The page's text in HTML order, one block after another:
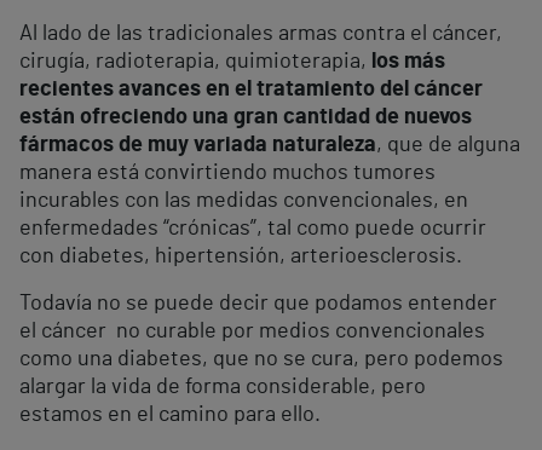
Al lado de las tradicionales armas contra el cáncer,
cirugía, radioterapia, quimioterapia, los más
recientes avances en el tratamiento del cáncer
están ofreciendo una gran cantidad de nuevos
fármacos de muy variada naturaleza, que de alguna
manera está convirtiendo muchos tumores
incurables con las medidas convencionales, en
enfermedades “crónicas”, tal como puede ocurrir
con diabetes, hipertensión, arterioesclerosis.
Todavía no se puede decir que podamos entender
el cáncer no curable por medios convencionales
como una diabetes, que no se cura, pero podemos
alargar la vida de forma considerable, pero
estamos en el camino para ello.